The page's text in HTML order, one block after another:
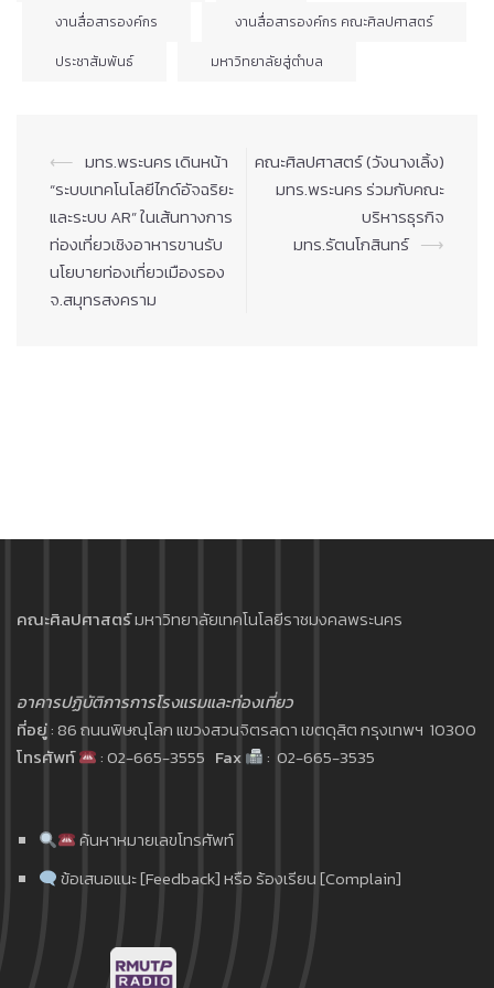
งานสื่อสารองค์กร
งานสื่อสารองค์กร คณะศิลปศาสตร์
ประชาสัมพันธ์
มหาวิทยาลัยสู่ตำบล
Post
navigation
⟵ มทร.พระนคร เดินหน้า
“ระบบเทคโนโลยีไกด์อัจฉริยะ
และระบบ AR” ในเส้นทางการ
ท่องเที่ยวเชิงอาหารขานรับ
นโยบายท่องเที่ยวเมืองรอง
จ.สมุทรสงคราม
คณะศิลปศาสตร์ (วังนางเลิ้ง)
มทร.พระนคร ร่วมกับคณะ
บริหารธุรกิจ
มทร.รัตนโกสินทร์ ⟶
คณะศิลปศาสตร์มหาวิทยาลัยเทคโนโลยีราชมงคลพระนคร
อาคารปฏิบัติการการโรงแรมและท่องเที่ยว
ที่อยู่: 86 ถนนพิษณุโลก แขวงสวนจิตรลดา เขตดุสิต กรุงเทพฯ 10300
โทรศัพท์
: 02-665-3555 Fax : 02-665-3535
ค้นหาหมายเลขโทรศัพท์
ข้อเสนอแนะ [Feedback] หรือ ร้องเรียน [Complain]